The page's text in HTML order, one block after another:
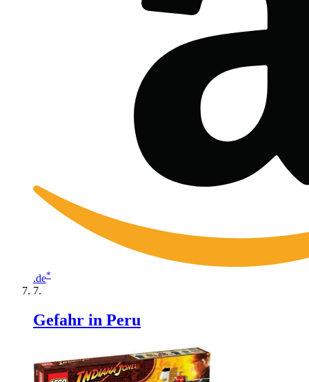
.de*
Gefahr in Peru